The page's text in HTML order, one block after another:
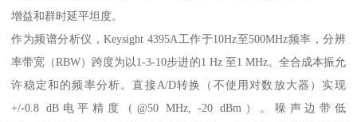
增益和群时延平坦度。
作为频谱分析仪，Keysight 4395A工作于10Hz至500MHz频率，分辨
率带宽（RBW）跨度为以1-3-10步进的1 Hz 至1 MHz。全合成本振允
许稳定和的频率分析。直接A/D转换（不使用对数放大器）实现
+/-0.8 dB电平精度（@50 MHz, -20 dBm）。噪声边带低